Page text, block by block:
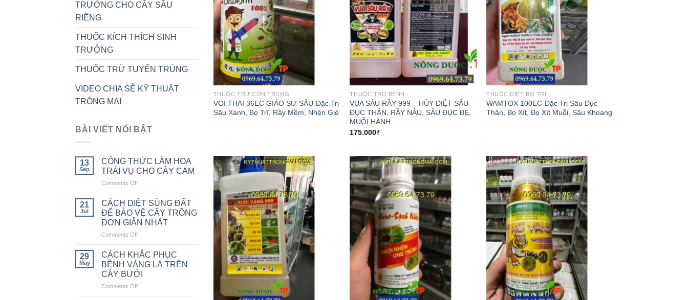
TRƯỞNG CHO CÂY SẦU
RIÊNG
THUỐC KÍCH THÍCH SINH
TRƯỞNG
THUỐC TRỪ TUYẾN TRÙNG
VIDEO CHIA SẺ KỸ THUẬT
TRỒNG MAI
BÀI VIẾT NỔI BẬT
13
Sep
CÔNG THỨC LÀM HOA
TRÁI VỤ CHO CÂY CAM
Comments Off
THỨC
LÀM
HOA
TRÁI
CÂY
CAM
21
Jul
CÁCH DIỆT SÙNG ĐẤT
ĐỂ BẢO VỆ CÂY TRỒNG
ĐƠN GIẢN NHẤT
Comments Off
DIỆT
SÙNG
ĐẤT
ĐỂ
29
May
CÁCH KHẮC PHỤC
BỆNH VÀNG LÁ TRÊN
CÂY BƯỞI
Comments Off
THUỐC TRỪ CÔN TRÙNG
VOI THAI 36EC GIÁO SƯ SÂU-Đặc Trị
Sâu Xanh, Bọ Trĩ, Rầy Mềm, Nhện Gié
THUỐC TRỪ BỆNH
VUA SÂU RẦY 999 – HỦY DIỆT SÂU
ĐỤC THÂN, RẦY NÂU, SÂU ĐỤC BẸ,
MUỖI HÀNH
175.000₫
THUỐC DIỆT BỌ TRĨ
WAMTOX 100EC-Đặc Trị Sâu Đục
Thân, Bọ Xít, Bọ Xít Muỗi, Sâu Khoang
Add to
wishlist
Add to
wishlist
Add to
wishlist